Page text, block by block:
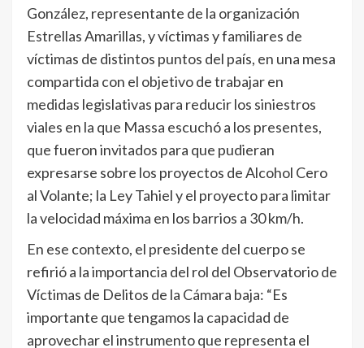
González, representante de la organización
Estrellas Amarillas, y víctimas y familiares de
víctimas de distintos puntos del país, en una mesa
compartida con el objetivo de trabajar en
medidas legislativas para reducir los siniestros
viales en la que Massa escuchó a los presentes,
que fueron invitados para que pudieran
expresarse sobre los proyectos de Alcohol Cero
al Volante; la Ley Tahiel y el proyecto para limitar
la velocidad máxima en los barrios a 30 km/h.
En ese contexto, el presidente del cuerpo se
refirió a la importancia del rol del Observatorio de
Víctimas de Delitos de la Cámara baja: “Es
importante que tengamos la capacidad de
aprovechar el instrumento que representa el